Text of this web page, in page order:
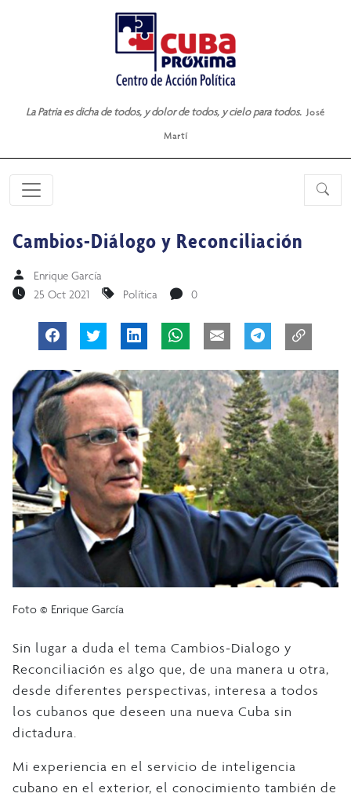
La Patria es dicha de todos, y dolor de todos, y cielo para todos. José
Martí
Cambios-Diálogo y Reconciliación
Enrique García
25 Oct 2021
Política 0
Foto © Enrique García
Sin lugar a duda el tema Cambios-Dialogo y
Reconciliación es algo que, de una manera u otra,
desde diferentes perspectivas, interesa a todos
los cubanos que deseen una nueva Cuba sin
dictadura.
Mi experiencia en el servicio de inteligencia
cubano en el exterior, el conocimiento también de